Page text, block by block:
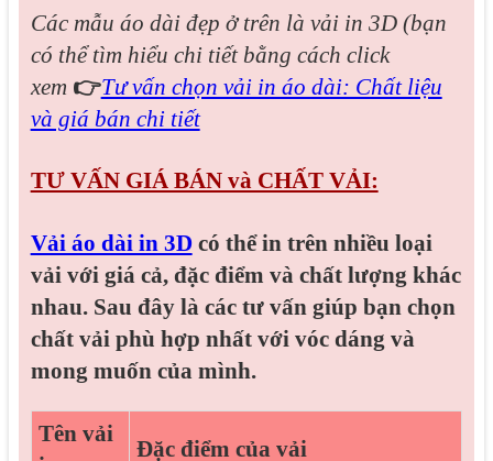
Các mẫu áo dài đẹp ở trên là vải in 3D (bạn
có thể tìm hiểu chi tiết bằng cách click
xem 👉Tư vấn chọn vải in áo dài: Chất liệu
và giá bán chi tiết
TƯ VẤN GIÁ BÁN và CHẤT VẢI:
Vải áo dài in 3Dcó thể in trên nhiều loại
vải với giá cả, đặc điểm và chất lượng khác
nhau. Sau đây là các tư vấn giúp bạn chọn
chất vải phù hợp nhất với vóc dáng và
mong muốn của mình.
Tên vải
Đặc điểm của vải